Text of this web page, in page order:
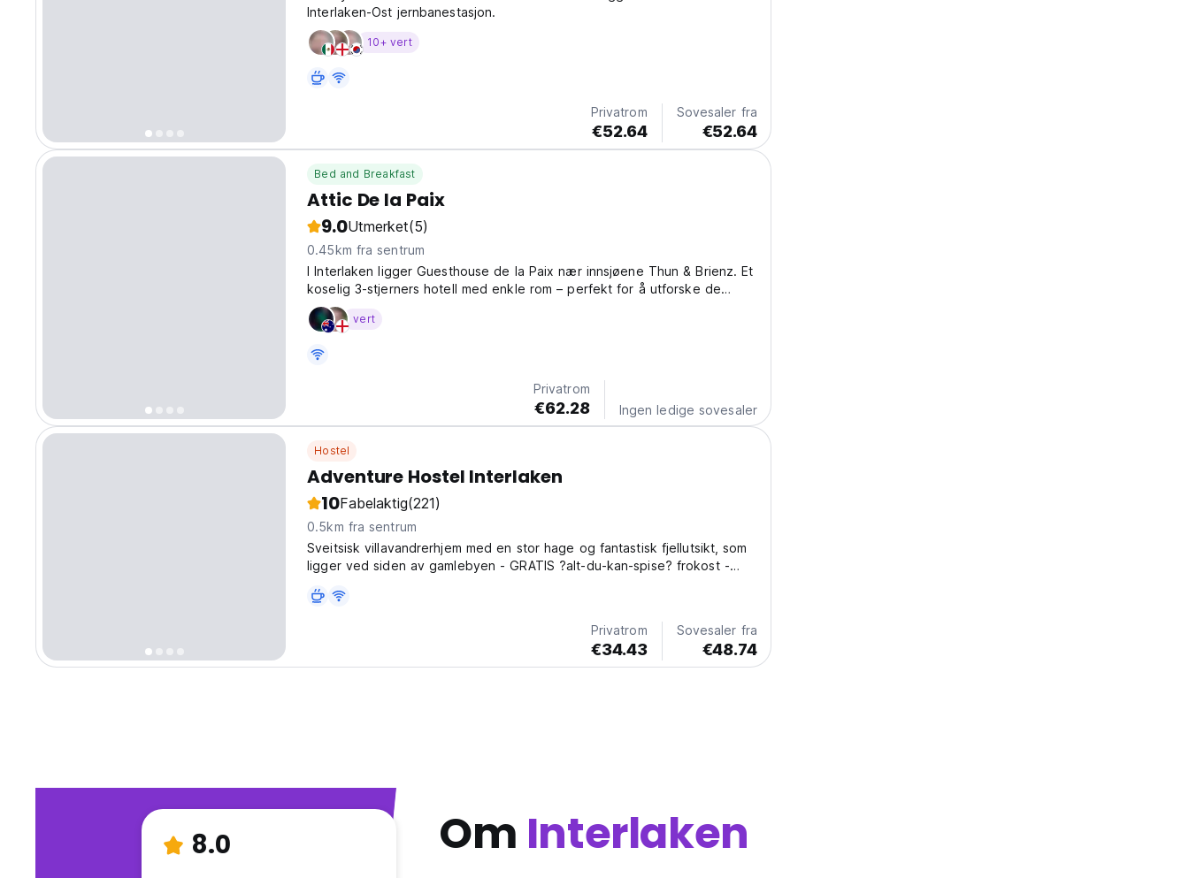
Interlaken-Ost jernbanestasjon.
10+ vert
Privatrom
€52.64
Sovesaler fra
€52.64
Bed and Breakfast
Attic De la Paix
9.0Utmerket(5)
0.45km fra sentrum
I Interlaken ligger Guesthouse de la Paix nær innsjøene Thun & Brienz. Et
koselig 3-stjerners hotell med enkle rom – perfekt for å utforske de
sveitsiske Alpene. (Auto-translated from original language)
vert
Privatrom
€62.28 Ingen ledige sovesaler
Hostel
Adventure Hostel Interlaken
10Fabelaktig(221)
0.5km fra sentrum
Sveitsisk villavandrerhjem med en stor hage og fantastisk fjellutsikt, som
ligger ved siden av gamlebyen - GRATIS ?alt-du-kan-spise? frokost -
Privatrom
€34.43
Sovesaler fra
€48.74
8.0 Om Interlaken